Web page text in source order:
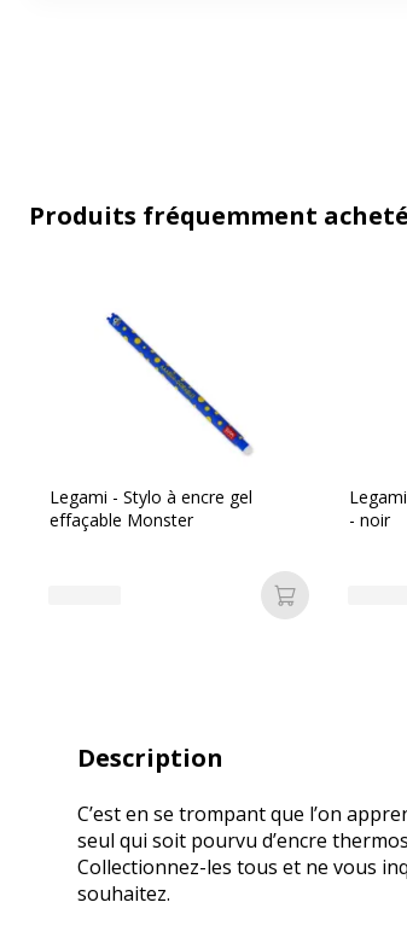
Produits fréquemment
Legami - Stylo à encre gel
effaçable Monster
Ajouter au
- noir
Description
C’est en se trompant que l’on
seul qui soit pourvu d’encre
Collectionnez-les tous et ne vous
souhaitez.